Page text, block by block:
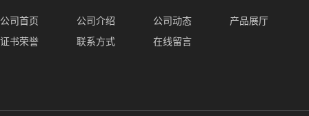
公司首页 公司介绍 公司动态
产品展厅
证书荣誉
联系方式 在线留言